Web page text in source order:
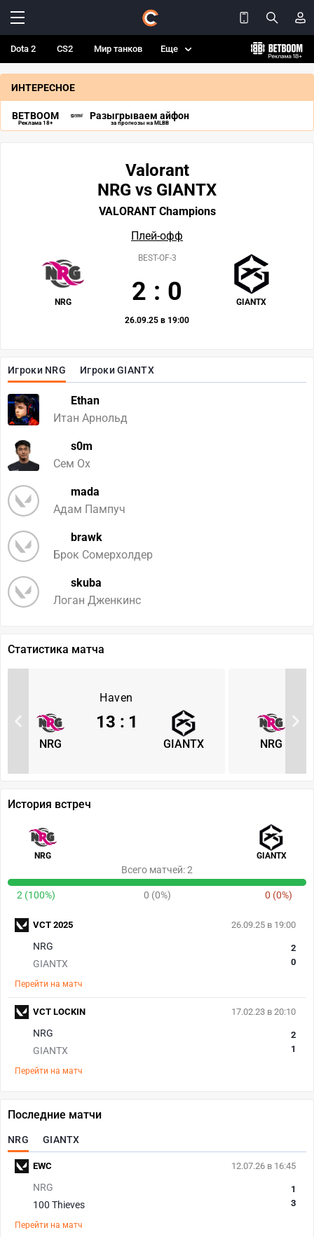
Dota 2 CS2 Мир танков Еще
ИНТЕРЕСНОЕ
BETBOOM
Реклама 18+
Разыгрываем айфон
за прогнозы на MLBB
Игроки NRG Игроки GIANTX
Ethan
Итан Арнольд
s0m
Сем Ох
mada
Адам Пампуч
brawk
Брок Сомерхолдер
skuba
Логан Дженкинс
Valorant
NRG vs GIANTX
VALORANT Champions
Плей-офф
NRG GIANTX
BEST-OF-3
2 : 0
26.09.25 в 19:00
Статистика матча
Haven
NRG GIANTX
13 : 1
NRG
История встреч
NRG GIANTX
Всего матчей: 2
2 (100%) 0 (0%) 0 (0%)
26.09.25 в 19:00
NRG
GIANTX
2
0
Перейти на матч
VCT 2025
17.02.23 в 20:10
NRG
GIANTX
2
1
Перейти на матч
VCT LOCKIN
Последние матчи
NRG GIANTX
12.07.26 в 16:45
NRG
100 Thieves
1
3
Перейти на матч
EWC